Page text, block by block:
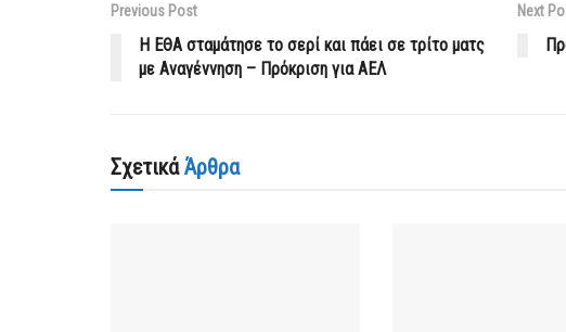
Previous Post
Η ΕΘΑ σταμάτησε το σερί και πάει σε τρίτο ματς
με Αναγέννηση – Πρόκριση για ΑΕΛ
Next
ΣχετικάΆρθρα